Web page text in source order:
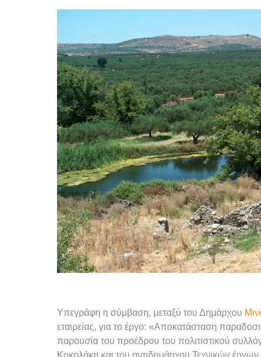
Υπεγράφη η σύμβαση, μεταξύ του Δημάρχου
εταιρείας, για το έργο: «Αποκατάσταση
παρουσία του προέδρου του πολιτιστικού
Κοκολάκη και του αντιδημάρχου Τεχνικών